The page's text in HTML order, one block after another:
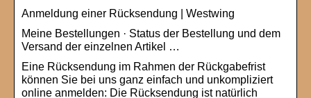
Anmeldung einer Rücksendung | Westwing
Meine Bestellungen · Status der Bestellung und dem
Versand der einzelnen Artikel …
Eine Rücksendung im Rahmen der Rückgabefrist
können Sie bei uns ganz einfach und unkompliziert
online anmelden: Die Rücksendung ist natürlich